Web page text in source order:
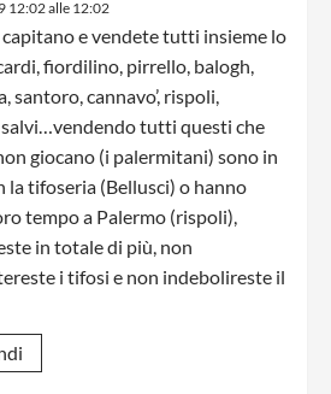
12:02 alle 12:02
capitano e vendete tutti insieme lo
fiordilino, pirrello, balogh,
santoro, cannavo’, rispoli,
salvi…vendendo tutti questi che
giocano (i palermitani) sono in
la tifoseria (Bellusci) o hanno
tempo a Palermo (rispoli),
in totale di più, non
i tifosi e non indebolireste il